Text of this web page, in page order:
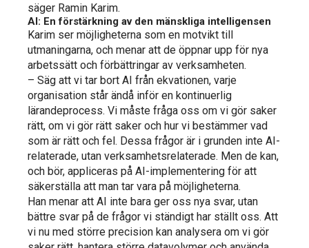
säger Ramin Karim.
AI: En förstärkning av den mänskliga intelligensen
Karim ser möjligheterna som en motvikt till
utmaningarna, och menar att de öppnar upp för nya
arbetssätt och förbättringar av verksamheten.
– Säg att vi tar bort AI från ekvationen, varje
organisation står ändå inför en kontinuerlig
lärandeprocess. Vi måste fråga oss om vi gör saker
rätt, om vi gör rätt saker och hur vi bestämmer vad
som är rätt och fel. Dessa frågor är i grunden inte AI-
relaterade, utan verksamhetsrelaterade. Men de kan,
och bör, appliceras på AI-implementering för att
säkerställa att man tar vara på möjligheterna.
Han menar att AI inte bara ger oss nya svar, utan
bättre svar på de frågor vi ständigt har ställt oss. Att
vi nu med större precision kan analysera om vi gör